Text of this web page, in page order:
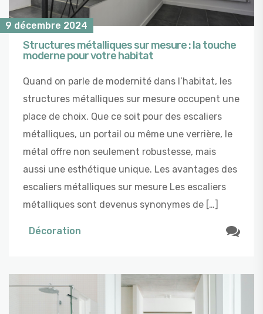
9 décembre 2024
Structures métalliques sur mesure : la touche
moderne pour votre habitat
Quand on parle de modernité dans l’habitat, les
structures métalliques sur mesure occupent une
place de choix. Que ce soit pour des escaliers
métalliques, un portail ou même une verrière, le
métal offre non seulement robustesse, mais
aussi une esthétique unique. Les avantages des
escaliers métalliques sur mesure Les escaliers
métalliques sont devenus synonymes de […]
Décoration